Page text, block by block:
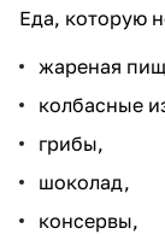
Еда, которую
жареная
колбасные
грибы,
шоколад,
консервы,